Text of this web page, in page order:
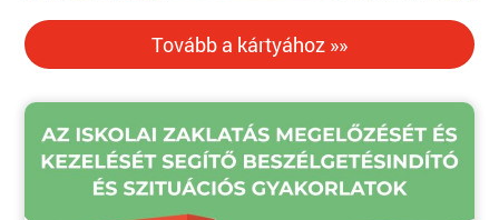
Tovább a kártyához »»